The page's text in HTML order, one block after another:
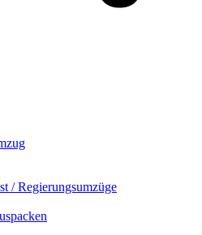
/ Regierungsumzüge